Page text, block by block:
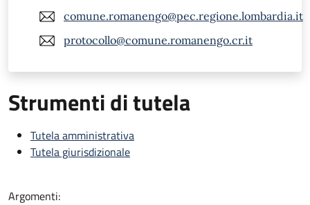
comune.romanengo@pec.regione.lombardia.it
protocollo@comune.romanengo.cr.it
Strumenti di tutela
Tutela amministrativa
Tutela giurisdizionale
Argomenti: